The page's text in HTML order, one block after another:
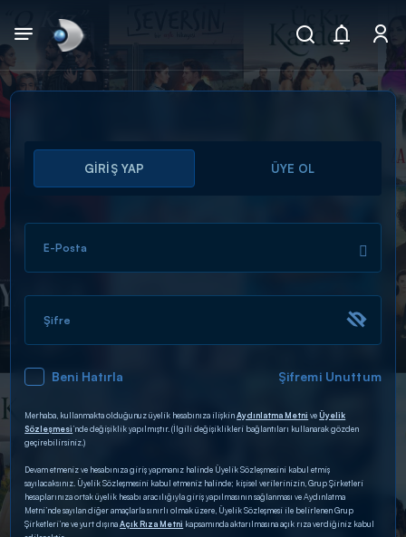
Arama
ARAMA SONUÇLARI
DİĞER SONUÇLAR
GİRİŞ YAP ÜYE OL
E-Posta
Şifre
Beni Hatırla Şifremi Unuttum
Merhaba, kullanmakta olduğunuz üyelik hesabınıza ilişkinAydınlatma Metni veÜyelik
Sözleşmesi’nde değişiklik yapılmıştır. (İlgili değişiklikleri bağlantıları kullanarak gözden
geçirebilirsiniz.)
Devam etmeniz ve hesabınıza giriş yapmanız halinde Üyelik Sözleşmesini kabul etmiş
sayılacaksınız. Üyelik Sözleşmesini kabul etmeniz halinde; kişisel verilerinizin, Grup Şirketleri
hesaplarınıza ortak üyelik hesabı aracılığıyla giriş yapılmasının sağlanması ve Aydınlatma
Metni’nde sayılan diğer amaçlarla sınırlı olmak üzere, Üyelik Sözleşmesi ile belirlenen Grup
Şirketleri’ne ve yurt dışınaAçık Rıza Metni kapsamında aktarılmasına açık rıza verdiğiniz kabul